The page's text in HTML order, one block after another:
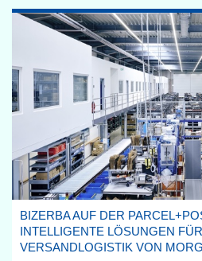
BIZERBA AUF DER
INTELLIGENTE LÖSUNGEN
VERSANDLOGISTIK VON